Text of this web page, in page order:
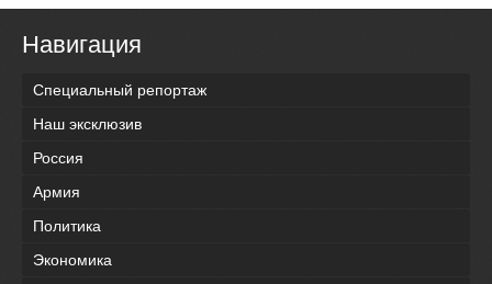
Навигация
Специальный репортаж
Наш эксклюзив
Россия
Армия
Политика
Экономика